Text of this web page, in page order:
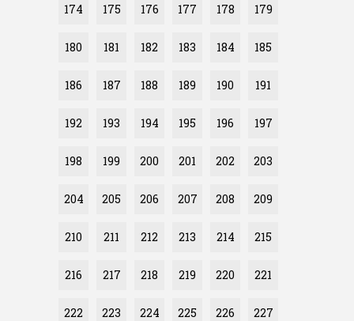
174 175 176 177 178 179
180 181 182 183 184 185
186 187 188 189 190 191
192 193 194 195 196 197
198 199 200 201 202 203
204 205 206 207 208 209
210 211 212 213 214 215
216 217 218 219 220 221
222 223 224 225 226 227